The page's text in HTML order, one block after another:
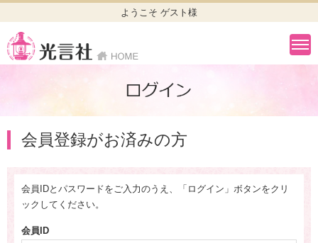
ようこそ ゲスト様
会員登録がお済みの方
会員IDとパスワードをご入力のうえ、「ログイン」ボタンをクリ
ックしてください。
会員ID